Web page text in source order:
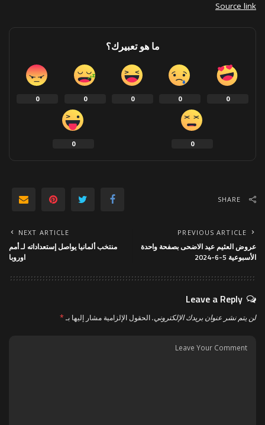
Source link
ما هو تعبيرك؟
0
0
0
0
0
0
0
SHARE
PREVIOUS ARTICLE
عروض العثيم عيد الاضحى بصفحة واحدة
الأسبوعية 5-6-2024
NEXT ARTICLE
منتخب ألمانيا يواصل إستعداداته لـ أمم
اوروبا
Leave a Reply
لن يتم نشر عنوان بريدك الإلكتروني.الحقول الإلزامية مشار إليها بـ*